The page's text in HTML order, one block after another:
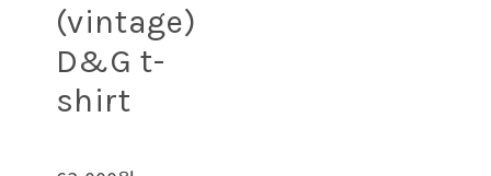
(vintage)
D&G t-
shirt